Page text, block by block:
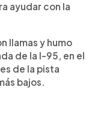
ayudar con la
llamas y humo
de la I-95, en el
de la pista
bajos.